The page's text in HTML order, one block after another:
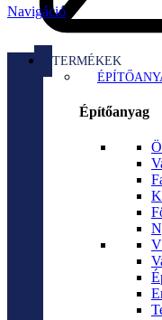
Navigáció
TERMÉKEK
Építőanyag